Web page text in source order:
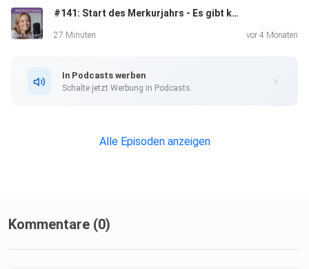
Kontakt zu Elena: Instagram:
https://www.instagram.com/elenasedlmeyr/ Podcast:
#141: Start des Merkurjahrs - Es gibt kein zurück mehr!
27 Minuten vor 4 Monaten
In Podcasts werben
Schalte jetzt Werbung in Podcasts.
Alle Episoden anzeigen
Kommentare (0)